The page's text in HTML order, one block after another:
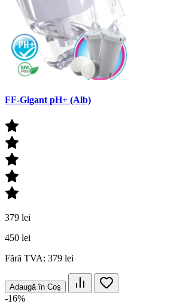
FF-Gigant pH+ (Alb)
379 lei
450 lei
Fără TVA: 379 lei
Adaugă în Coş
-16%